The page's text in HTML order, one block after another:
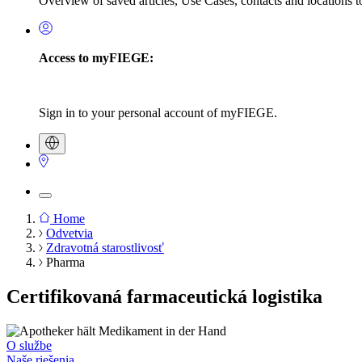
Access to myFIEGE:
Sign in to your personal account of myFIEGE.
Breadcrumb
Home
Odvetvia
Zdravotná starostlivosť
Pharma
Certifikovaná farmaceutická logistika
O službe